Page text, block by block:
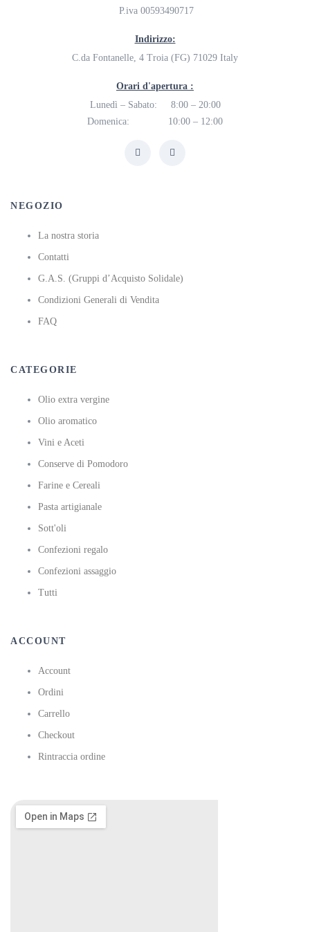
P.iva 00593490717
Indirizzo:
C.da Fontanelle, 4 Troia (FG) 71029 Italy
Orari d'apertura :
Lunedì – Sabato: 8:00 – 20:00
Domenica: 10:00 – 12:00
NEGOZIO
La nostra storia
Contatti
G.A.S. (Gruppi d’Acquisto Solidale)
Condizioni Generali di Vendita
FAQ
CATEGORIE
Olio extra vergine
Olio aromatico
Vini e Aceti
Conserve di Pomodoro
Farine e Cereali
Pasta artigianale
Sott'oli
Confezioni regalo
Confezioni assaggio
Tutti
ACCOUNT
Account
Ordini
Carrello
Checkout
Rintraccia ordine